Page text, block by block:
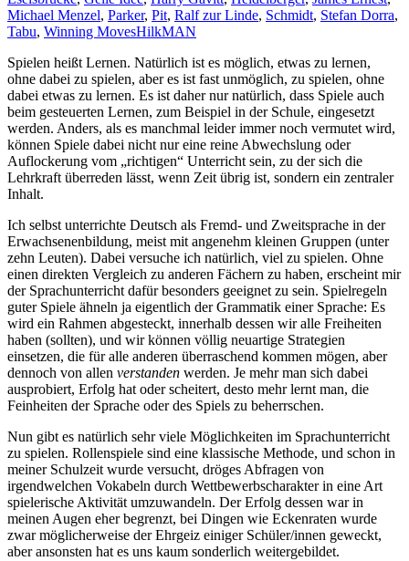
Michael Menzel, Parker, Pit, Ralf zur Linde, Schmidt, Stefan Dorra,
Tabu, Winning MovesHilkMAN
Spielen heißt Lernen. Natürlich ist es möglich, etwas zu lernen,
ohne dabei zu spielen, aber es ist fast unmöglich, zu spielen, ohne
dabei etwas zu lernen. Es ist daher nur natürlich, dass Spiele auch
beim gesteuerten Lernen, zum Beispiel in der Schule, eingesetzt
werden. Anders, als es manchmal leider immer noch vermutet wird,
können Spiele dabei nicht nur eine reine Abwechslung oder
Auflockerung vom „richtigen“ Unterricht sein, zu der sich die
Lehrkraft überreden lässt, wenn Zeit übrig ist, sondern ein zentraler
Inhalt.
Ich selbst unterrichte Deutsch als Fremd- und Zweitsprache in der
Erwachsenenbildung, meist mit angenehm kleinen Gruppen (unter
zehn Leuten). Dabei versuche ich natürlich, viel zu spielen. Ohne
einen direkten Vergleich zu anderen Fächern zu haben, erscheint mir
der Sprachunterricht dafür besonders geeignet zu sein. Spielregeln
guter Spiele ähneln ja eigentlich der Grammatik einer Sprache: Es
wird ein Rahmen abgesteckt, innerhalb dessen wir alle Freiheiten
haben (sollten), und wir können völlig neuartige Strategien
einsetzen, die für alle anderen überraschend kommen mögen, aber
dennoch von allen verstanden werden. Je mehr man sich dabei
ausprobiert, Erfolg hat oder scheitert, desto mehr lernt man, die
Feinheiten der Sprache oder des Spiels zu beherrschen.
Nun gibt es natürlich sehr viele Möglichkeiten im Sprachunterricht
zu spielen. Rollenspiele sind eine klassische Methode, und schon in
meiner Schulzeit wurde versucht, dröges Abfragen von
irgendwelchen Vokabeln durch Wettbewerbscharakter in eine Art
spielerische Aktivität umzuwandeln. Der Erfolg dessen war in
meinen Augen eher begrenzt, bei Dingen wie Eckenraten wurde
zwar möglicherweise der Ehrgeiz einiger Schüler/innen geweckt,
aber ansonsten hat es uns kaum sonderlich weitergebildet.